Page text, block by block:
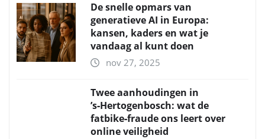
De snelle opmars van
generatieve AI in Europa:
kansen, kaders en wat je
vandaag al kunt doen
nov 27, 2025
Twee aanhoudingen in
’s‑Hertogenbosch: wat de
fatbike‑fraude ons leert over
online veiligheid